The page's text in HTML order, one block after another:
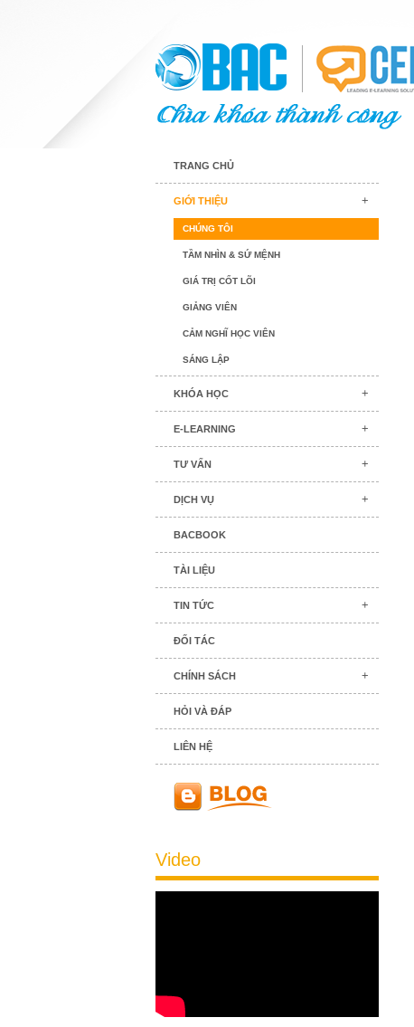
TRANG CHỦ
GIỚI THIỆU
CHÚNG TÔI
TẦM NHÌN & SỨ MỆNH
GIÁ TRỊ CỐT LÕI
GIẢNG VIÊN
CẢM NGHĨ HỌC VIÊN
SÁNG LẬP
KHÓA HỌC
E-LEARNING
TƯ VẤN
DỊCH VỤ
BACBOOK
TÀI LIỆU
TIN TỨC
ĐỐI TÁC
CHÍNH SÁCH
HỎI VÀ ĐÁP
LIÊN HỆ
Video